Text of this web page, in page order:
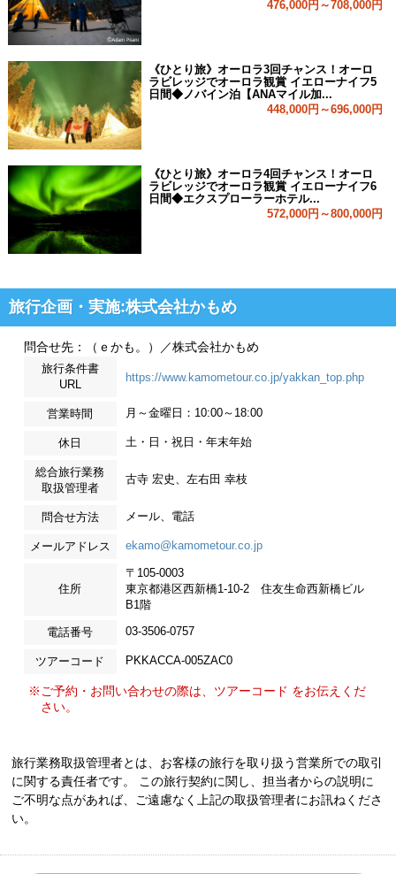
476,000円～708,000円
《ひとり旅》オーロラ3回チャンス！オーロ
ラビレッジでオーロラ観賞 イエローナイフ5
日間◆ノバイン泊【ANAマイル加...
448,000円～696,000円
《ひとり旅》オーロラ4回チャンス！オーロ
ラビレッジでオーロラ観賞 イエローナイフ6
日間◆エクスプローラーホテル...
572,000円～800,000円
旅行企画・実施:株式会社かもめ
問合せ先：（ｅかも。）／株式会社かもめ
旅行条件書
URL
https://www.kamometour.co.jp/yakkan_top.php
営業時間 月～金曜日：10:00～18:00
休日 土・日・祝日・年末年始
総合旅行業務
取扱管理者
古寺 宏史、左右田 幸枝
問合せ方法 メール、電話
メールアドレス ekamo@kamometour.co.jp
住所
〒105-0003
東京都港区西新橋1-10-2 住友生命西新橋ビル
B1階
電話番号 03-3506-0757
ツアーコード PKKACCA-005ZAC0
※ご予約・お問い合わせの際は、ツアーコード をお伝えくだ
さい。
旅行業務取扱管理者とは、お客様の旅行を取り扱う営業所での取引
に関する責任者です。 この旅行契約に関し、担当者からの説明に
ご不明な点があれば、ご遠慮なく上記の取扱管理者にお訊ねくださ
い。